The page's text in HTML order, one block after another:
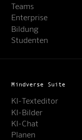
Teams
Enterprise
Bildung
Studenten
Mindverse Suite
KI-Texteditor
KI-Bilder
KI-Chat
Planen